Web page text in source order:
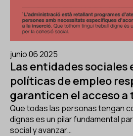
junio 06 2025
Las entidades sociales
políticas de empleo
garanticen el acceso a
Que todas las personas tengan
dignas es un pilar fundamental
social y avanzar…